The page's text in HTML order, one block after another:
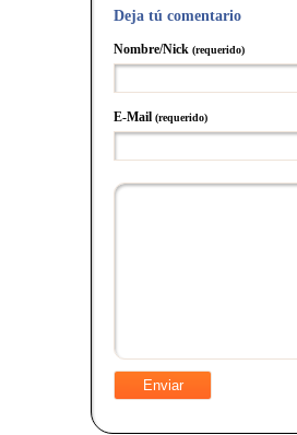
Deja tú comentario
Nombre/Nick (requerido)
E-Mail (requerido)